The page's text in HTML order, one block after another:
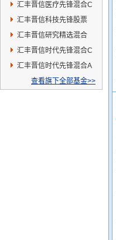
汇丰晋信医疗先锋混合C
汇丰晋信科技先锋股票
汇丰晋信研究精选混合
汇丰晋信时代先锋混合C
汇丰晋信时代先锋混合A
查看旗下全部基金>>